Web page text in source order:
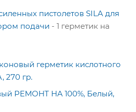
пистолетов SILA для
подачи - 1 герметик на
герметик кислотного
270 гр.
РЕМОНТ НА 100%, Белый,